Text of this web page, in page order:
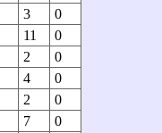
3
0
11
0
2
0
4
0
2
0
7
0